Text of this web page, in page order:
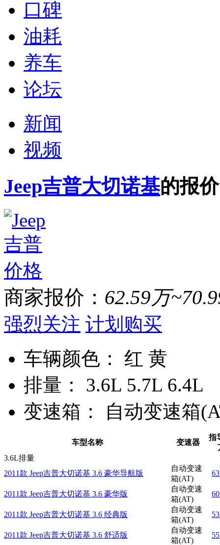
口碑
油耗
养车
论坛
新闻
视频
Jeep吉普大切诺基的报价
商家报价： 62.59万
强烈关注 计划购买
车辆颜色：
红 黄
排量：
3.6L 5.7L 6.4L
变速箱：
自动变速箱
车型名称 变速器
指
3.6L排量
2011款 Jeep吉普大切诺基 3.6 豪华导航版
自动变速
箱(AT)
2011款 Jeep吉普大切诺基 3.6 豪华版
自动变速
箱(AT)
2011款 Jeep吉普大切诺基 3.6 经典版
自动变速
箱(AT)
2011款 Jeep吉普大切诺基 3.6 舒适版
自动变速
箱(AT)